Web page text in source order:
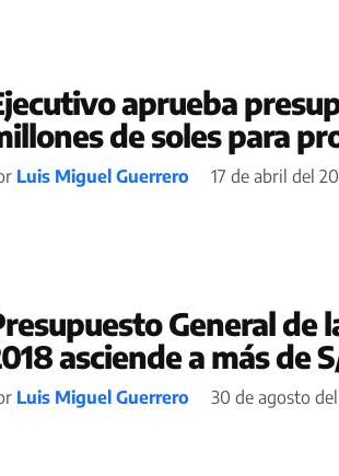
aprueba
de soles para
Luis Miguel Guerrero 17 de abril del
General de
asciende a más de
Luis Miguel Guerrero 30 de agosto